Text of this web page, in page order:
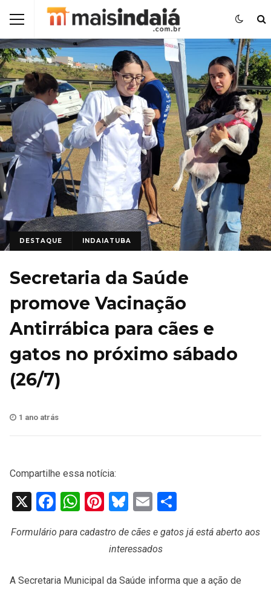
DESTAQUE INDAIATUBA
Secretaria da Saúde
promove Vacinação
Antirrábica para cães e
gatos no próximo sábado
(26/7)
1 ano atrás
Compartilhe essa notícia:
X Facebook
WhatsApp
Pinterest
Bluesky
Email
Formulário para cadastro de cães e gatos já está aberto aos
interessados
A Secretaria Municipal da Saúde informa que a ação de